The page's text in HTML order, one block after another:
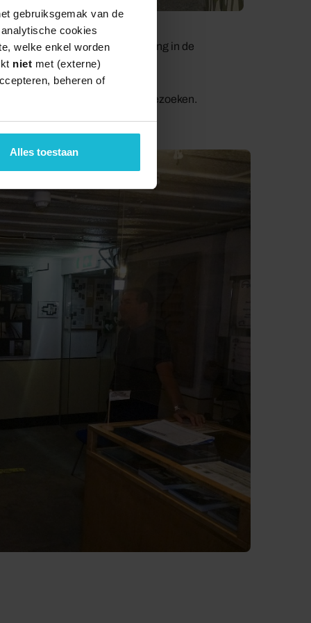
gebruiksgemak van de
cookies
welke enkel worden
niet met (externe)
beheren of
Alles toestaan
en een alarm-oefening in de
de landing in Normandië.
twee manschappenbunkers bezoeken.